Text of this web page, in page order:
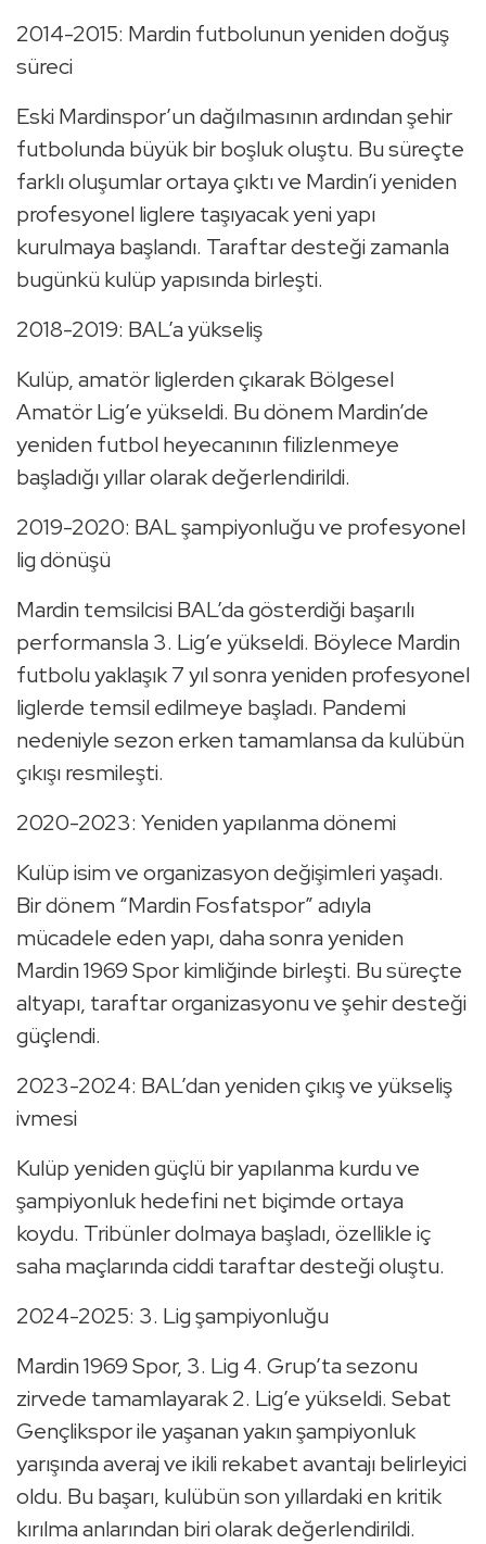
2014-2015: Mardin futbolunun yeniden doğuş
süreci
Eski Mardinspor’un dağılmasının ardından şehir
futbolunda büyük bir boşluk oluştu. Bu süreçte
farklı oluşumlar ortaya çıktı ve Mardin’i yeniden
profesyonel liglere taşıyacak yeni yapı
kurulmaya başlandı. Taraftar desteği zamanla
bugünkü kulüp yapısında birleşti.
2018-2019: BAL’a yükseliş
Kulüp, amatör liglerden çıkarak Bölgesel
Amatör Lig’e yükseldi. Bu dönem Mardin’de
yeniden futbol heyecanının filizlenmeye
başladığı yıllar olarak değerlendirildi.
2019-2020: BAL şampiyonluğu ve profesyonel
lig dönüşü
Mardin temsilcisi BAL’da gösterdiği başarılı
performansla 3. Lig’e yükseldi. Böylece Mardin
futbolu yaklaşık 7 yıl sonra yeniden profesyonel
liglerde temsil edilmeye başladı. Pandemi
nedeniyle sezon erken tamamlansa da kulübün
çıkışı resmileşti.
2020-2023: Yeniden yapılanma dönemi
Kulüp isim ve organizasyon değişimleri yaşadı.
Bir dönem “Mardin Fosfatspor” adıyla
mücadele eden yapı, daha sonra yeniden
Mardin 1969 Spor kimliğinde birleşti. Bu süreçte
altyapı, taraftar organizasyonu ve şehir desteği
güçlendi.
2023-2024: BAL’dan yeniden çıkış ve yükseliş
ivmesi
Kulüp yeniden güçlü bir yapılanma kurdu ve
şampiyonluk hedefini net biçimde ortaya
koydu. Tribünler dolmaya başladı, özellikle iç
saha maçlarında ciddi taraftar desteği oluştu.
2024-2025: 3. Lig şampiyonluğu
Mardin 1969 Spor, 3. Lig 4. Grup’ta sezonu
zirvede tamamlayarak 2. Lig’e yükseldi. Sebat
Gençlikspor ile yaşanan yakın şampiyonluk
yarışında averaj ve ikili rekabet avantajı belirleyici
oldu. Bu başarı, kulübün son yıllardaki en kritik
kırılma anlarından biri olarak değerlendirildi.